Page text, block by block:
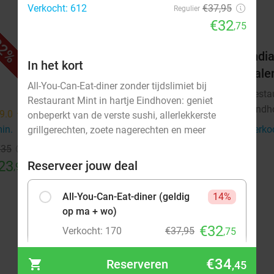
9.0 star
,95
brood vooraf bij Winston Bistro
Vandaag Morgen Zo
Winston Bistro
9.5
Eindhoven 4 min.
Verkocht: 612
Regulier €37,95
€32,75
In het kort
All-You-Can-Eat-diner zonder tijdslimiet bij
Restaurant Mint in hartje Eindhoven: geniet
onbeperkt van de verste sushi, allerlekkerste
grillgerechten, zoete nagerechten en meer
Reserveer jouw deal
All-You-Can-Eat-diner (geldig
op ma + wo)
14%
Verkocht: 170 €37,95 €32,75
Reserveren €34,45